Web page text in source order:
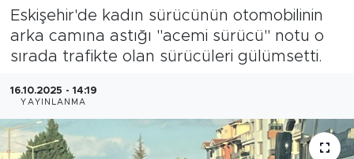
Eskişehir'de kadın sürücünün otomobilinin
arka camına astığı "acemi sürücü" notu o
sırada trafikte olan sürücüleri gülümsetti.
16.10.2025 - 14:19
YAYINLANMA
Sağlık
Eğitim
Sanat
Tüm Manşetler
Haber Arşivi